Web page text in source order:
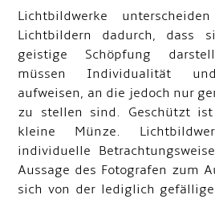
Lichtbildwerke
Lichtbildern dadurch, dass
geistige Schöpfung
müssen Individualität und
aufweisen, an die jedoch nur
zu stellen sind. Geschützt
kleine Münze.
individuelle
Aussage des Fotografen zum
sich von der lediglich